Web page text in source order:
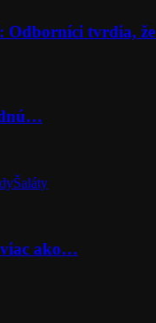
tvrdia,
Šaláty
viac ako…